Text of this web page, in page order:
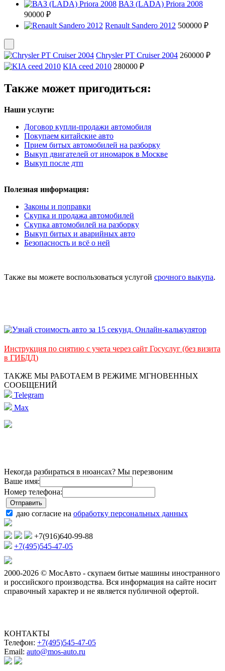
ВАЗ (LADA) Priora 2008
90000 ₽
Renault Sandero 2012 500000 ₽
Chrysler PT Cruiser 2004 260000 ₽
KIA ceed 2010 280000 ₽
Также может пригодиться:
Наши услуги:
Договор купли-продажи автомобиля
Покупаем китайские авто
Прием битых автомобилей на разборку
Выкуп двигателей от иномарок в Москве
Выкуп после дтп
Полезная информация:
Законы и поправки
Скупка и продажа автомобилей
Скупка автомобилей на разборку
Выкуп битых и аварийных авто
Безопасность и всё о ней
Также вы можете воспользоваться услугой срочного выкупа.
Инструкция по снятию с учета через сайт Госуслуг (без визита
в ГИБДД)
ТАКЖЕ МЫ РАБОТАЕМ В РЕЖИМЕ МГНОВЕННЫХ
СООБЩЕНИЙ
Telegram
Max
Некогда разбираться в нюансах? Мы перезвоним
Ваше имя:
Номер телефона:
даю согласие на обработку персональных данных
+7(916)640-99-88
+7(495)545-47-05
2000-2026 © МосАвто - скупаем битые машины иностранного
и российского производства. Вся информация на сайте носит
справочный характер и не является публичной офертой.
КОНТАКТЫ
Телефон: +7(495)545-47-05
Email: auto@mos-auto.ru